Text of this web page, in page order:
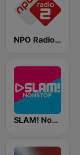
NPO Radio 2
SLAM! Nonstop